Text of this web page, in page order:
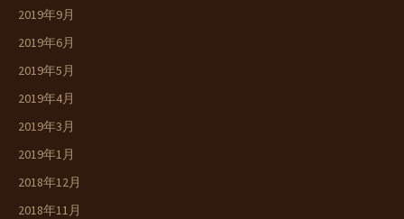
2019年9月
2019年6月
2019年5月
2019年4月
2019年3月
2019年1月
2018年12月
2018年11月